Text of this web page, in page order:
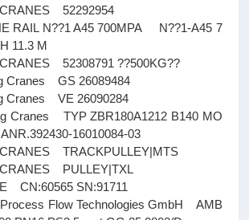
52292954
RAIL N??1 A45 700MPA N??1-A45 7
11.3 M
52308791 ??500KG??
Cranes GS 26089484
Cranes VE 26090284
TYP ZBR180A1212 B140 MO
16010084-03
TRACKPULLEY|MTS
PULLEY|TXL
CN:60565 SN:91711
Flow Technologies GmbH AMB